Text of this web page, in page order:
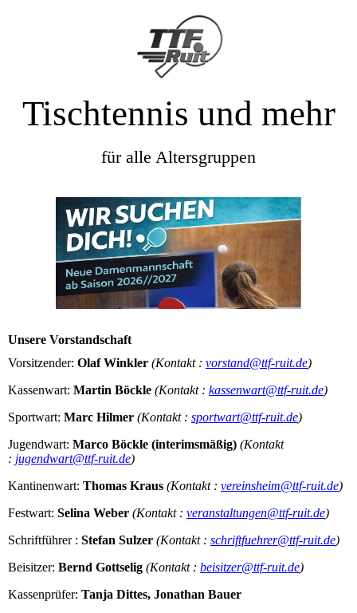
Tischtennis und mehr
für alle Altersgruppen
Unsere Vorstandschaft
Vorsitzender: Olaf Winkler (Kontakt : vorstand@ttf-ruit.de)
Kassenwart: Martin Böckle (Kontakt : kassenwart@ttf-ruit.de)
Sportwart: Marc Hilmer (Kontakt : sportwart@ttf-ruit.de)
Jugendwart: Marco Böckle (interimsmäßig) (Kontakt
: jugendwart@ttf-ruit.de)
Kantinenwart: Thomas Kraus (Kontakt : vereinsheim@ttf-ruit.de)
Festwart: Selina Weber (Kontakt : veranstaltungen@ttf-ruit.de)
Schriftführer : Stefan Sulzer (Kontakt : schriftfuehrer@ttf-ruit.de)
Beisitzer: Bernd Gottselig (Kontakt : beisitzer@ttf-ruit.de)
Kassenprüfer: Tanja Dittes, Jonathan Bauer